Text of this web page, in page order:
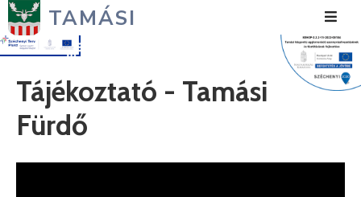
TAMÁSI
Városunk
Tájékoztató - Tamási
Fürdő